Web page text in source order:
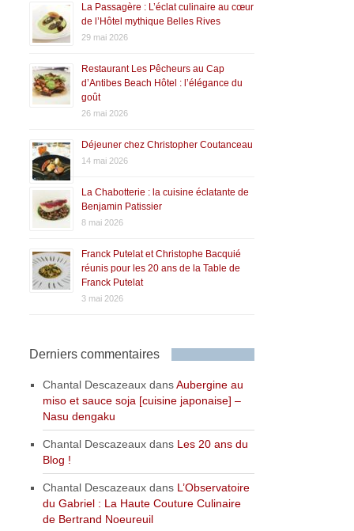
La Passagère : L’éclat culinaire au cœur
de l’Hôtel mythique Belles Rives
29 mai 2026
Restaurant Les Pêcheurs au Cap
d’Antibes Beach Hôtel : l’élégance du
goût
26 mai 2026
Déjeuner chez Christopher Coutanceau
14 mai 2026
La Chabotterie : la cuisine éclatante de
Benjamin Patissier
8 mai 2026
Franck Putelat et Christophe Bacquié
réunis pour les 20 ans de la Table de
Franck Putelat
3 mai 2026
Derniers commentaires
Chantal Descazeaux dansAubergine au
miso et sauce soja [cuisine japonaise] –
Nasu dengaku
Chantal Descazeaux dans Les 20 ans du
Blog !
Chantal Descazeaux dans L’Observatoire
du Gabriel : La Haute Couture Culinaire
de Bertrand Noeureuil